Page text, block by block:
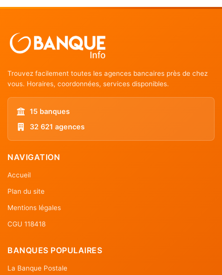
Trouvez facilement toutes les agences bancaires près de chez
vous. Horaires, coordonnées, services disponibles.
15 banques
32 621 agences
NAVIGATION
Accueil
Plan du site
Mentions légales
CGU 118418
BANQUES POPULAIRES
La Banque Postale